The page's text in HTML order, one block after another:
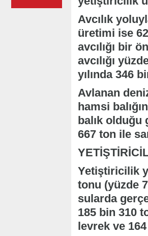
Avcılık
üretimi ise
avcılığı bir
avcılığı
yılında 346
Avlanan
hamsi
balık
667 ton ile
Yetiştiricilik
tonu (yüzde
sularda
185 bin 310
levrek ve